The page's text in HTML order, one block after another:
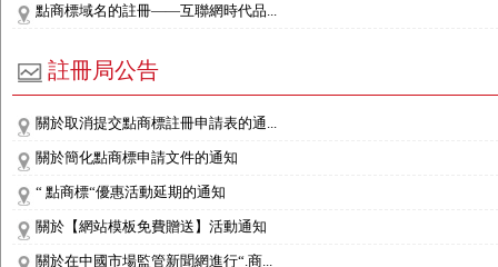
點商標域名的註冊——互聯網時代品...
註冊局公告
關於取消提交點商標註冊申請表的通...
關於簡化點商標申請文件的通知
“ 點商標“優惠活動延期的通知
關於【網站模板免費贈送】活動通知
關於在中國市場監管新聞網進行“.商...